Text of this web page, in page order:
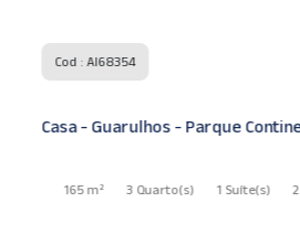
Cod : AI68354
Casa - Guarulhos - Parque
165 m² 3 Quarto(s) 1 Suíte(s) 2